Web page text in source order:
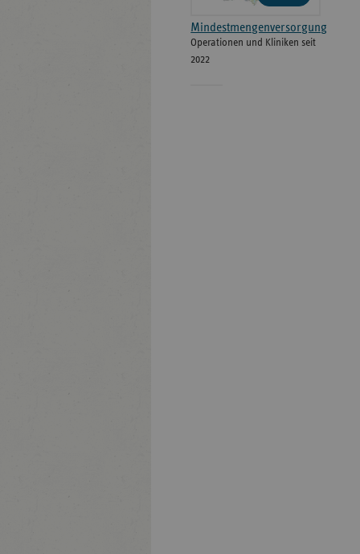
Mindestmengenversorgung
Operationen und Kliniken seit
2022